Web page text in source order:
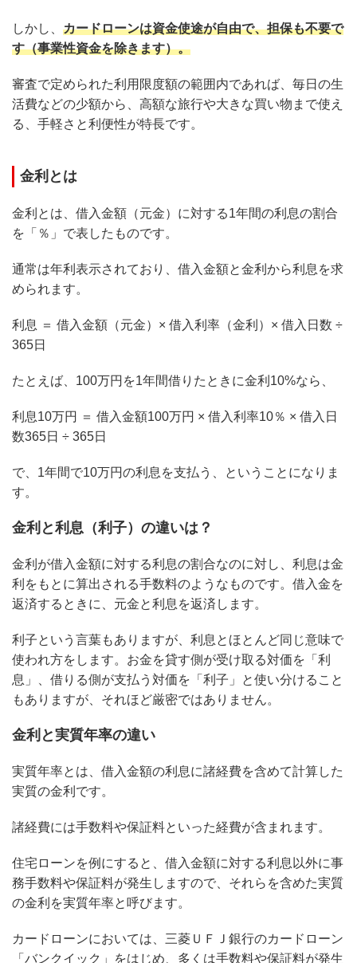
しかし、 カードローンは資金使途が自由で、担保も不要で
す（事業性資金を除きます）。
審査で定められた利用限度額の範囲内であれば、毎日の生
活費などの少額から、高額な旅行や大きな買い物まで使え
る、手軽さと利便性が特長です。
金利とは
金利とは、借入金額（元金）に対する1年間の利息の割合
を「％」で表したものです。
通常は年利表示されており、借入金額と金利から利息を求
められます。
利息 ＝ 借入金額（元金）× 借入利率（金利）× 借入日数 ÷
365日
たとえば、100万円を1年間借りたときに金利10%なら、
利息10万円 ＝ 借入金額100万円 × 借入利率10％ × 借入日
数365日 ÷ 365日
で、1年間で10万円の利息を支払う、ということになりま
す。
金利と利息（利子）の違いは？
金利が借入金額に対する利息の割合なのに対し、利息は金
利をもとに算出される手数料のようなものです。借入金を
返済するときに、元金と利息を返済します。
利子という言葉もありますが、利息とほとんど同じ意味で
使われ方をします。お金を貸す側が受け取る対価を「利
息」、借りる側が支払う対価を「利子」と使い分けること
もありますが、それほど厳密ではありません。
金利と実質年率の違い
実質年率とは、借入金額の利息に諸経費を含めて計算した
実質の金利です。
諸経費には手数料や保証料といった経費が含まれます。
住宅ローンを例にすると、借入金額に対する利息以外に事
務手数料や保証料が発生しますので、それらを含めた実質
の金利を実質年率と呼びます。
カードローンにおいては、三菱ＵＦＪ銀行のカードローン
「バンクイック」をはじめ、多くは手数料や保証料が発生